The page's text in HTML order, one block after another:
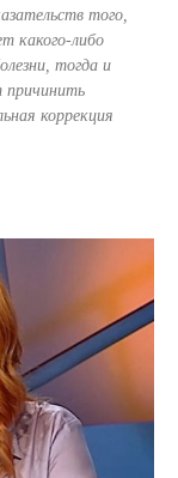
того,
какого-либо
тогда и
причинить
коррекция